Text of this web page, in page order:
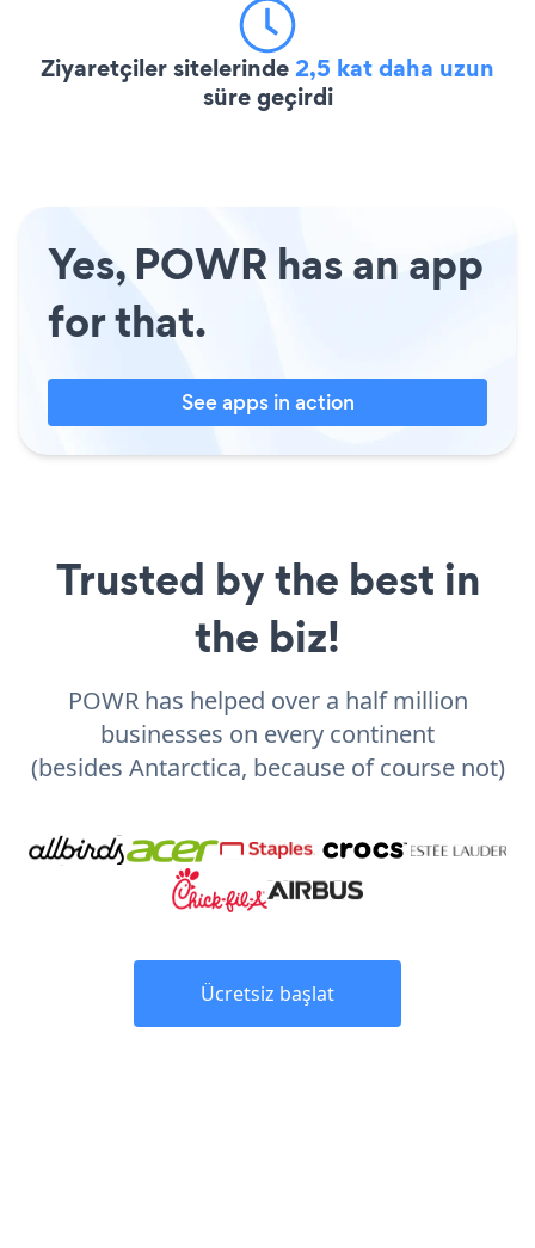
Ziyaretçiler sitelerinde2,5 kat daha uzun
süre geçirdi
Yes, POWR has an app
for that.
See apps in action
Trusted by the best in
the biz!
POWR has helped over a half million
businesses on every continent
(besides Antarctica, because of course not)
Ücretsiz başlat